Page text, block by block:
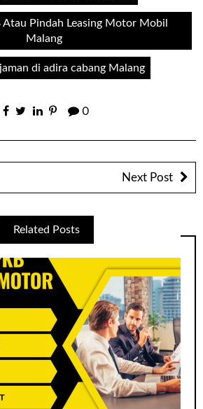
Atau Pindah Leasing Motor Mobil
Malang
di adira cabang Malang
0
Next Post
Related Posts